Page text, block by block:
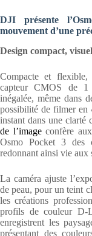
DJI présente
mouvement d’une
Design compact,
Compacte et flexible,
capteur CMOS de 1
inégalée, même dans
possibilité de filmer en
instant dans une clarté
de l’imageconfère
Osmo Pocket 3 des
redonnant ainsi vie aux
La caméra ajuste
de peau, pour un teint
les créations
profils de couleur
enregistrent les
présentant des